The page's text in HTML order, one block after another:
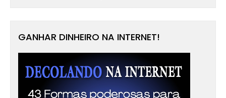
GANHAR DINHEIRO NA INTERNET!